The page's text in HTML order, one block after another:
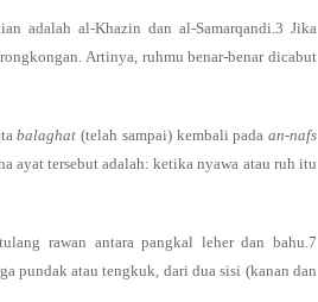
adalah al-Khazin dan al-Samarqandi.3 Jika
Artinya, ruhmu benar-benar dicabut
balaghat(telah sampai) kembali padaan-nafs
ayat tersebut adalah: ketika nyawa atau ruh itu
rawan antara pangkal leher dan bahu.7
pundak atau tengkuk, dari dua sisi (kanan dan